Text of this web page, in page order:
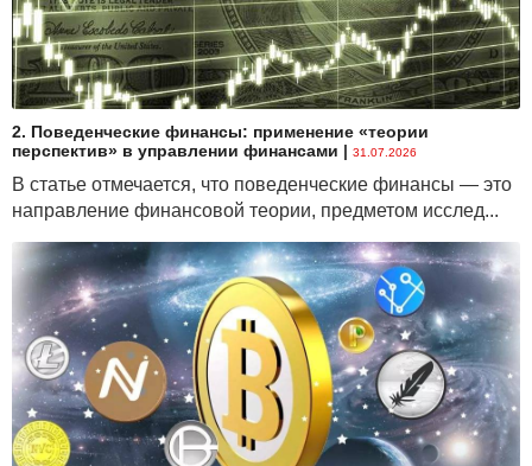
2. Поведенческие финансы: применение «теории
перспектив» в управлении финансами | 31.07.2026
В статье отмечается, что поведенческие финансы — это
направление финансовой теории, предметом исслед...